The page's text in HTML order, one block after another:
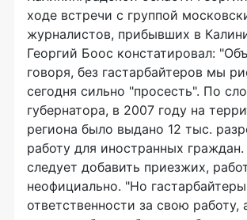
ходе встречи с группой
журналистов, прибывших в
Георгий Боос констатировал:
говоря, без гастарбайтеров мы
сегодня сильно "просесть". По
губернатора, в 2007 году на
региона было выдано 12 тыс.
работу для иностранных
следует добавить приезжих,
неофициально. "Но
ответственности за свою работу,